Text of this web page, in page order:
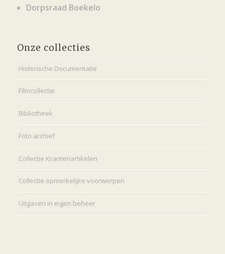
Dorpsraad Boekelo
Onze collecties
Historische Documentatie
Filmcollectie
Bibliotheek
Foto archief
Collectie Krantenartikelen
Collectie opmerkelijke voorwerpen
Uitgaven in eigen beheer